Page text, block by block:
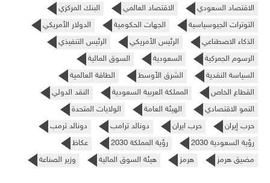
الاقتصاد السعودي
الاقتصاد العالمي
البنك المركزي
التوترات الجيوسياسية
الجهات الحكومية
الدولار الأمريكي
الذكاء الاصطناعي
الرئيس الأمريكي
الرئيس التنفيذي
الرسوم الجمركية
السعودية
السوق المالية
السياسة النقدية
الشرق الأوسط
الطاقة العالمية
القطاع الخاص
المملكة العربية السعودية
النقد الدولي
النمو الاقتصادي
الهيئة العامة
الولايات المتحدة
حرب إيران
حرب ايران دونالد ترامب
دونالد ترمب
رؤية السعودية 2030
رؤية المملكة 2030
عكاظ
مضيق هرمز
هرمز هيئة السوق المالية وزير الصناعة